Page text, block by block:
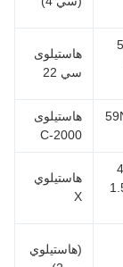
هاستيلوى
هاستيلوى
C-2000
هاستيلوي
(هاستيلوي